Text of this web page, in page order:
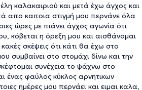
καλακαιριού και μετά έχω άγχος και
απο καποια στιγμή μου περνάνε όλα
ώρες με πιάνει άγχος αγωνία ότι
κόβεται η όρεξη μου και αισθάνομαι
σκέψεις ότι κάτι θα έχω στο
συμβαίνει στο στομάχι δίνω και την
συνέχεια το ψάχνω στο
ένας φαύλος κύκλος αρνητικων
ημέρες μου περνάει και ειμαι καλα,